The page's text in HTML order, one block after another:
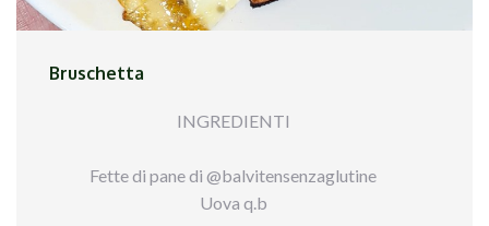
Bruschetta
INGREDIENTI
Fette di pane di @balvitensenzaglutine
Uova q.b